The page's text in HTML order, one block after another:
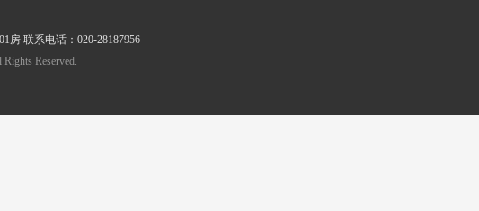
房 联系电话：020-28187956
Reserved.